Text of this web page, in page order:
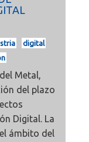
digital
Metal,
del plazo
Digital. La
ámbito del